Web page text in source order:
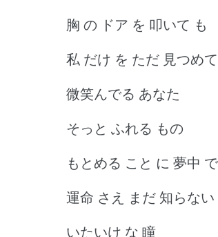
胸 の ドア を 叩いて も
私 だけ を ただ 見つめて
微笑んでる あなた
そっと ふれる もの
もとめる こと に 夢中 で
運命 さえ まだ 知らない
いたいけ な 瞳